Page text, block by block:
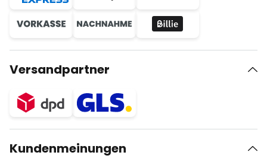
Versandpartner
Kundenmeinungen